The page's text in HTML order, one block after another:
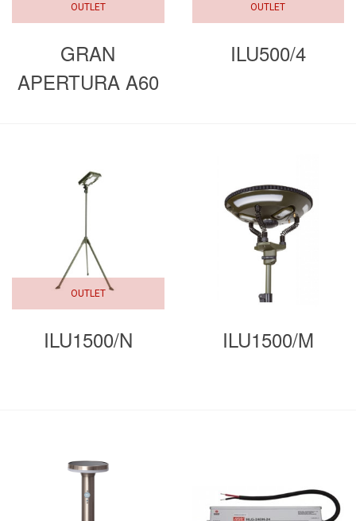
OUTLET
GRAN
APERTURA A60
OUTLET
ILU500/4
OUTLET
ILU1500/N ILU1500/M